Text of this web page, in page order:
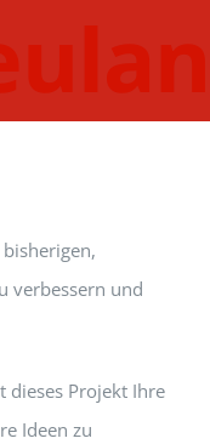
verbessern und
dieses Projekt Ihre
Ideen zu